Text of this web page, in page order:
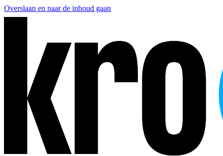
Overslaan en naar de inhoud gaan